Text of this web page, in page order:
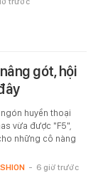
gót, hội
huyền thoại
vừa được "F5",
những cô nàng
- 6 giờ trước